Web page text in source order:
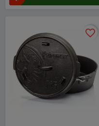
favorite_border
favorite_border